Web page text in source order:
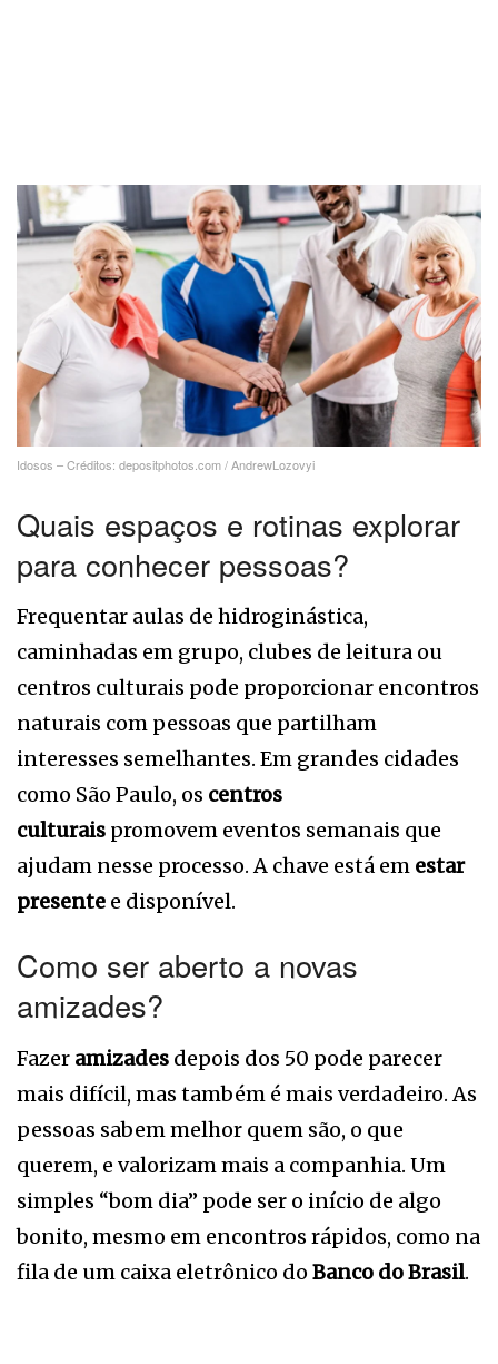
Idosos – Créditos: depositphotos.com / AndrewLozovyi
Quais espaços e rotinas explorar
para conhecer pessoas?
Frequentar aulas de hidroginástica,
caminhadas em grupo, clubes de leitura ou
centros culturais pode proporcionar encontros
naturais com pessoas que partilham
interesses semelhantes. Em grandes cidades
como São Paulo, os centros
culturais promovem eventos semanais que
ajudam nesse processo. A chave está em estar
presente e disponível.
Como ser aberto a novas
amizades?
Fazer amizades depois dos 50 pode parecer
mais difícil, mas também é mais verdadeiro. As
pessoas sabem melhor quem são, o que
querem, e valorizam mais a companhia. Um
simples “bom dia” pode ser o início de algo
bonito, mesmo em encontros rápidos, como na
fila de um caixa eletrônico do Banco do Brasil.